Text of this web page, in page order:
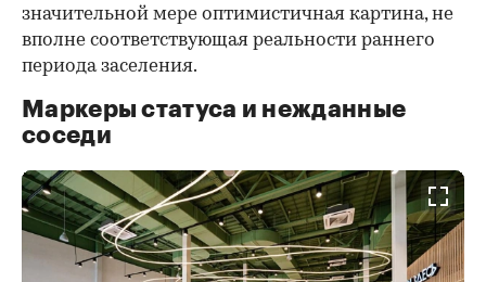
значительной мере оптимистичная картина, не
вполне соответствующая реальности раннего
периода заселения.
Маркеры статуса и нежданные
соседи